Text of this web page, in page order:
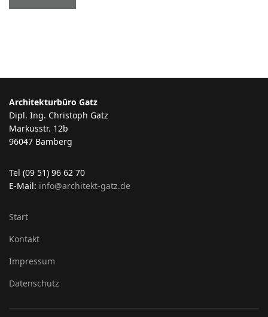
Architekturbüro Gatz
Dipl. Ing. Christoph Gatz
Markusstr. 12b
96047 Bamberg
Tel (09 51) 96 62 70
E-Mail: info@architekt-gatz.de
Start
Kontakt
Impressum
Datenschutz